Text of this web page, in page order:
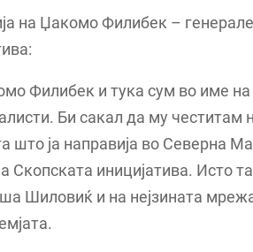
на Џакомо Филибек –
Филибек и тука сум во име на
Би сакал да му честитам
ја направија во Северна
Скопската иницијатива. Исто
Шиловиќ и на нејзината